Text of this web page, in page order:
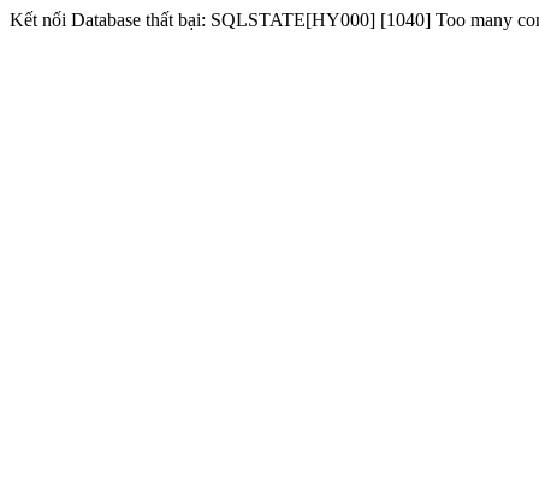
Kết nối Database thất bại: SQLSTATE[HY000] [1040] Too many